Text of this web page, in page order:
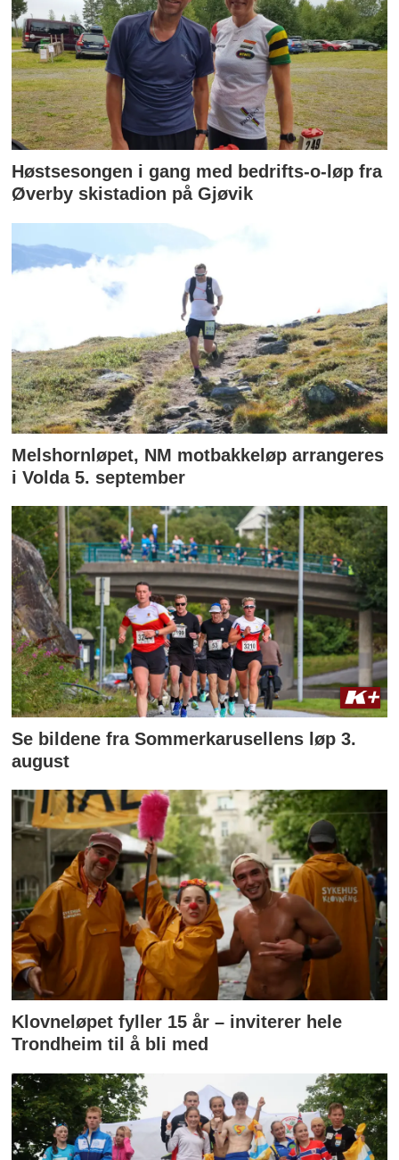
Høstsesongen i gang med bedrifts-o-løp fra
Øverby skistadion på Gjøvik
Melshornløpet, NM motbakkeløp arrangeres
i Volda 5. september
Se bildene fra Sommerkarusellens løp 3.
august
Klovneløpet fyller 15 år – inviterer hele
Trondheim til å bli med